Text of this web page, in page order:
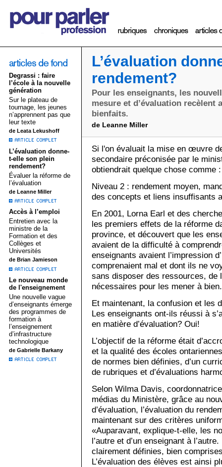
Degrassi : faire
l’école à la nouvelle
génération
Sur le plateau de
tournage, les jeunes
n’apprennent pas que
leur texte
de Leata Lekushoff
L’évaluation donne-
t-elle son plein
rendement?
Évaluer la réforme de
l’évaluation
de Leanne Miller
Accès à l’emploi
Entretien avec la
ministre de la
Formation et des
Collèges et
Universités
de Brian Jamieson
Le nouveau monde
de l'enseignement
Une nouvelle vague
d’enseignants émerge
des programmes de
formation à
l’enseignement
d’infrastructure
technologique
de Gabrielle Barkany
L’évaluation
rendement?
Pour les enseignants, les
mesure et d’évaluation recèlent
bienfaits.
de Leanne Miller
Si l'on évaluait la mise en œuvre
secondaire préconisée par le
obtiendrait quelque chose comme :
Niveau 2 : rendement moyen,
des concepts et liens insuffisants
En 2001, Lorna Earl et des
les premiers effets de la réforme
province, et découvert que les
avaient de la difficulté à
enseignants avaient l’impression
comprenaient mal et dont ils ne
sans disposer des ressources, de
nécessaires pour les mener à bien.
Et maintenant, la confusion et les
Les enseignants ont-ils réussi à
en matière d’évaluation? Oui!
L’objectif de la réforme était
et la qualité des écoles
de normes bien définies, d’un
de rubriques et d’évaluations
Selon Wilma Davis,
médias du Ministère, grâce au
d’évaluation, l’évaluation du
maintenant sur des critères
«Auparavant, explique-t-elle, les
l’autre et d’un enseignant à
clairement définies, bien
L’évaluation des élèves est ainsi